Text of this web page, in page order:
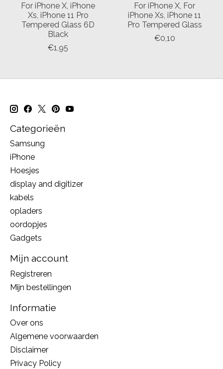
For iPhone X, iPhone
Xs, iPhone 11 Pro
Tempered Glass 6D
Black
€1,95
For iPhone X, For
iPhone Xs, iPhone 11
Pro Tempered Glass
€0,10
Categorieën
Samsung
iPhone
Hoesjes
display and digitizer
kabels
opladers
oordopjes
Gadgets
Mijn account
Registreren
Mijn bestellingen
Informatie
Over ons
Algemene voorwaarden
Disclaimer
Privacy Policy